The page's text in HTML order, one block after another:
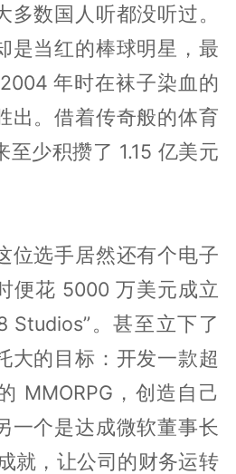
数国人听都没听过。
是当红的棒球明星，最
年时在袜子染血的
出。借着传奇般的体育
至少积攒了 1.15 亿美元
位选手居然还有个电子
便花 5000 万美元成立
Studios”。甚至立下了
大的目标：开发一款超
MMORPG，创造自己
一个是达成微软董事长
就，让公司的财务运转